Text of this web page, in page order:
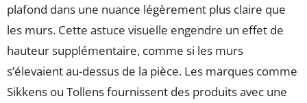
plafond dans une nuance légèrement plus claire que
les murs. Cette astuce visuelle engendre un effet de
hauteur supplémentaire, comme si les murs
s’élevaient au-dessus de la pièce. Les marques comme
Sikkens ou Tollens fournissent des produits avec une